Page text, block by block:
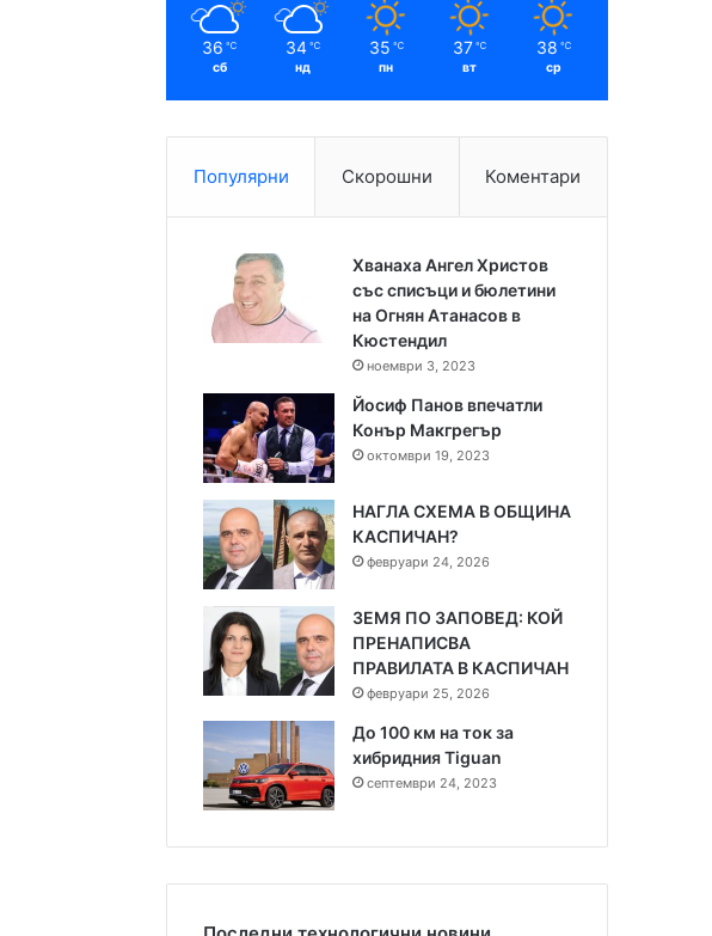
36 ℃
сб
34 ℃
нд
35 ℃
пн
37 ℃
вт
38 ℃
ср
Популярни Скорошни Коментари
Хванаха Ангел Христов
със списъци и бюлетини
на Огнян Атанасов в
Кюстендил
ноември 3, 2023
Йосиф Панов впечатли
Конър Макгрегър
октомври 19, 2023
НАГЛА СХЕМА В ОБЩИНА
КАСПИЧАН?
февруари 24, 2026
ЗЕМЯ ПО ЗАПОВЕД: КОЙ
ПРЕНАПИСВА
ПРАВИЛАТА В КАСПИЧАН
февруари 25, 2026
До 100 км на ток за
хибридния Tiguan
септември 24, 2023